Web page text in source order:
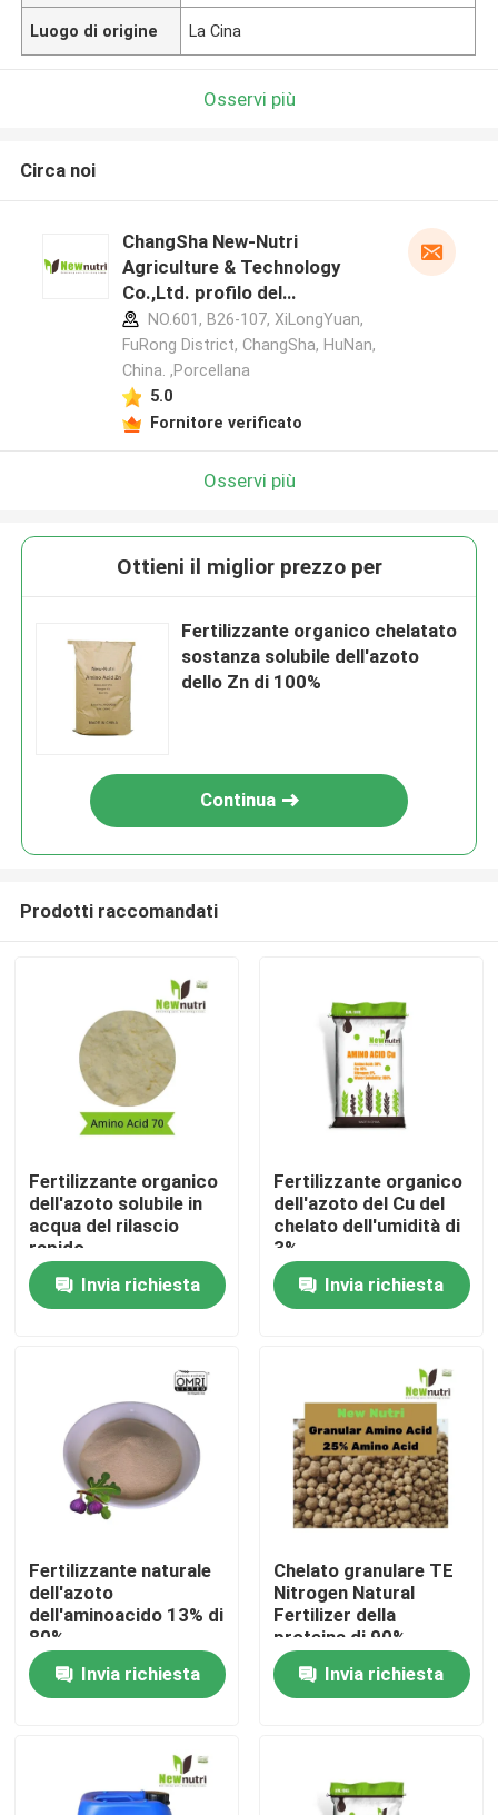
Casa
Chi siamo
Contatti
Fertilizzante organico di acido umico
Fertilizzante organico dell'aminoacido
Fertilizzante organico dell'azoto
Fertilizzante dell'umato del potassio
Polvere acida fulvica
Luogo di origine La Cina
Osservi più
Circa noi
ChangSha New-Nutri
Agriculture & Technology
Co.,Ltd. profilo del
produttore
NO.601, B26-107, XiLongYuan,
FuRong District, ChangSha, HuNan,
China. ,Porcellana
5.0
Fornitore verificato
Osservi più
Ottieni il miglior prezzo per
Fertilizzante organico chelatato
sostanza solubile dell'azoto
dello Zn di 100%
Continua
Prodotti raccomandati
Fertilizzante organico
dell'azoto solubile in
acqua del rilascio
rapido
Invia richiesta
Fertilizzante organico
dell'azoto del Cu del
chelato dell'umidità di
3%
Invia richiesta
Fertilizzante naturale
dell'azoto
dell'aminoacido 13% di
80%
Invia richiesta
Chelato granulare TE
Nitrogen Natural
Fertilizer della
proteina di 90%
Invia richiesta